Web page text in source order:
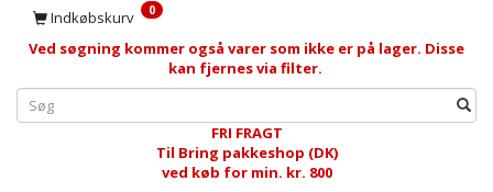
Indkøbskurv 0
Ved søgning kommer også varer som ikke er på lager. Disse
kan fjernes via filter.
FRI FRAGT
Til Bring pakkeshop (DK)
ved køb for min. kr. 800